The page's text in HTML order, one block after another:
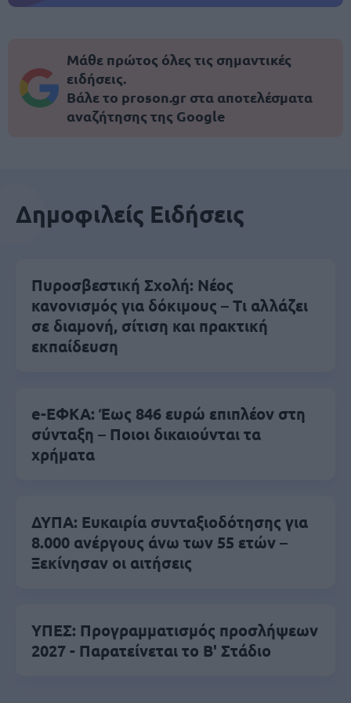
Μάθε πρώτος όλες τις σημαντικές
ειδήσεις.
Βάλε το proson.gr στα αποτελέσματα
αναζήτησης της Google
Δημοφιλείς Ειδήσεις
Πυροσβεστική Σχολή: Νέος
κανονισμός για δόκιμους – Τι αλλάζει
σε διαμονή, σίτιση και πρακτική
εκπαίδευση
e-ΕΦΚΑ: Έως 846 ευρώ επιπλέον στη
σύνταξη – Ποιοι δικαιούνται τα
χρήματα
ΔΥΠΑ: Ευκαιρία συνταξιοδότησης για
8.000 ανέργους άνω των 55 ετών –
Ξεκίνησαν οι αιτήσεις
ΥΠΕΣ: Προγραμματισμός προσλήψεων
2027 - Παρατείνεται το Β' Στάδιο